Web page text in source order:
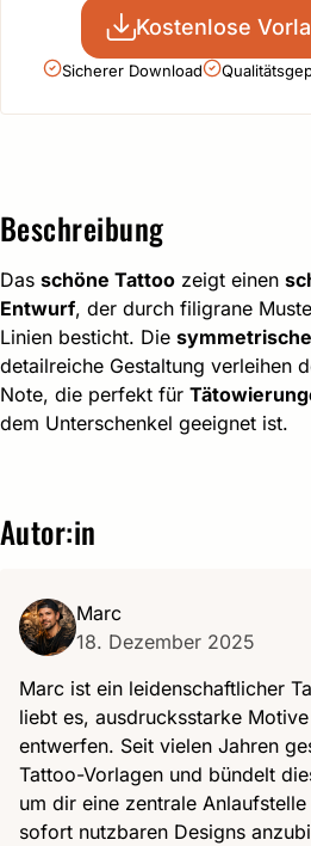
Kostenlose
Sicherer Download
Beschreibung
Das schöne Tattoo zeigt einen
Entwurf, der durch filigrane
Linien besticht. Die
detailreiche Gestaltung verleihen
Note, die perfekt für
dem Unterschenkel geeignet ist.
Autor:in
Marc
18. Dezember 2025
Marc ist ein leidenschaftlicher
liebt es, ausdrucksstarke
entwerfen. Seit vielen Jahren
Tattoo-Vorlagen und bündelt
um dir eine zentrale
sofort nutzbaren Designs